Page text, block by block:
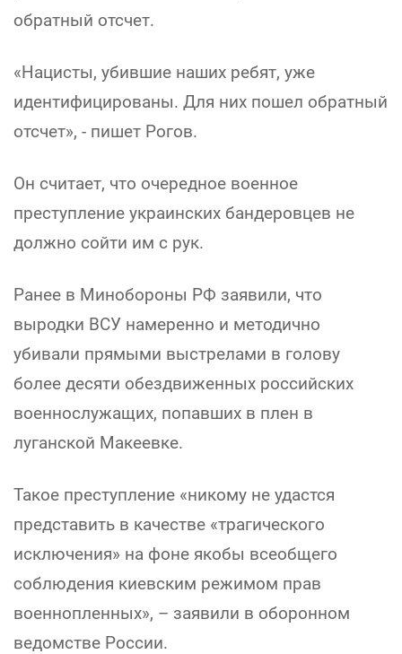
обратный отсчет.
«Нацисты, убившие наших ребят, уже
идентифицированы. Для них пошел обратный
отсчет», - пишет Рогов.
Он считает, что очередное военное
преступление украинских бандеровцев не
должно сойти им с рук.
Ранее в Минобороны РФ заявили, что
выродки ВСУ намеренно и методично
убивали прямыми выстрелами в голову
более десяти обездвиженных российских
военнослужащих, попавших в плен в
луганской Макеевке.
Такое преступление «никому не удастся
представить в качестве «трагического
исключения» на фоне якобы всеобщего
соблюдения киевским режимом прав
военнопленных», – заявили в оборонном
ведомстве России.